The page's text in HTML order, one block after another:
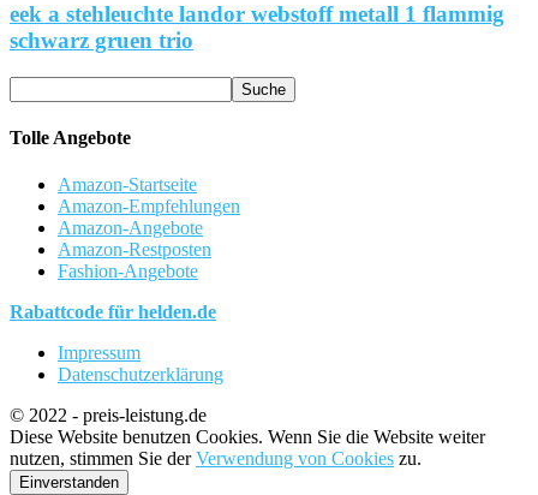
eek a stehleuchte landor webstoff metall 1 flammig
schwarz gruen trio
Tolle Angebote
Amazon-Startseite
Amazon-Empfehlungen
Amazon-Angebote
Amazon-Restposten
Fashion-Angebote
Rabattcode für helden.de
Impressum
Datenschutzerklärung
© 2022 - preis-leistung.de
Diese Website benutzen Cookies. Wenn Sie die Website weiter
nutzen, stimmen Sie derVerwendung von Cookies zu.
Einverstanden